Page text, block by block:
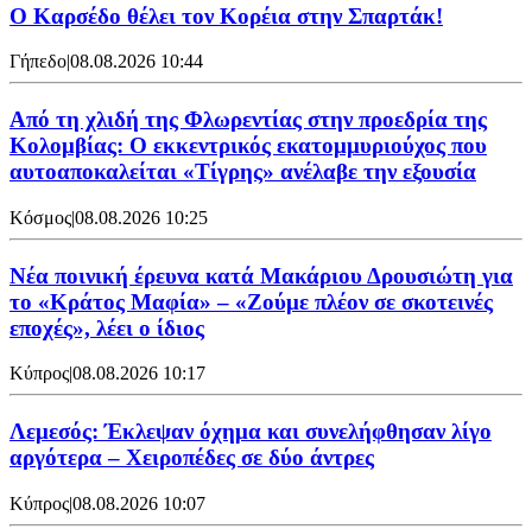
Ο Καρσέδο θέλει τον Κορέια στην Σπαρτάκ!
Γήπεδο|08.08.2026 10:44
Από τη χλιδή της Φλωρεντίας στην προεδρία της
Κολομβίας: Ο εκκεντρικός εκατομμυριούχος που
αυτοαποκαλείται «Τίγρης» ανέλαβε την εξουσία
Κόσμος|08.08.2026 10:25
Νέα ποινική έρευνα κατά Μακάριου Δρουσιώτη για
το «Κράτος Μαφία» – «Ζούμε πλέον σε σκοτεινές
εποχές», λέει ο ίδιος
Κύπρος|08.08.2026 10:17
Λεμεσός: Έκλεψαν όχημα και συνελήφθησαν λίγο
αργότερα – Χειροπέδες σε δύο άντρες
Κύπρος|08.08.2026 10:07